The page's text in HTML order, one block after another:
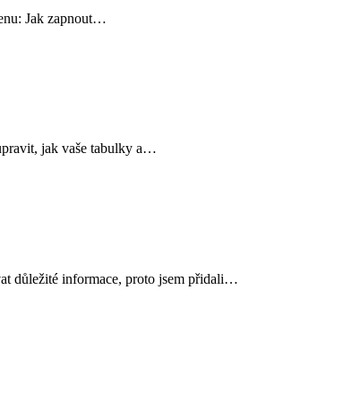
Jak zapnout…
jak vaše tabulky a…
důležité informace, proto jsem přidali…